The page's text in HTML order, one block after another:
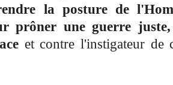
la posture de
prôner une guerre
et contre l'instigateur de